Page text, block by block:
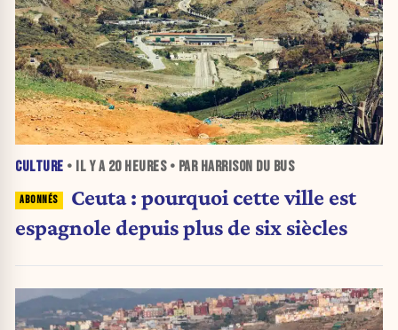
CULTURE • IL Y A 20 HEURES• PAR HARRISON DU BUS
Ceuta : pourquoi cette ville est
espagnole depuis plus de six siècles